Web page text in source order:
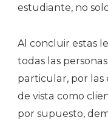
estudiante, no
Al concluir estas
todas las
particular, por las
de vista como
por supuesto,